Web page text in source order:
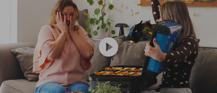
play_circle